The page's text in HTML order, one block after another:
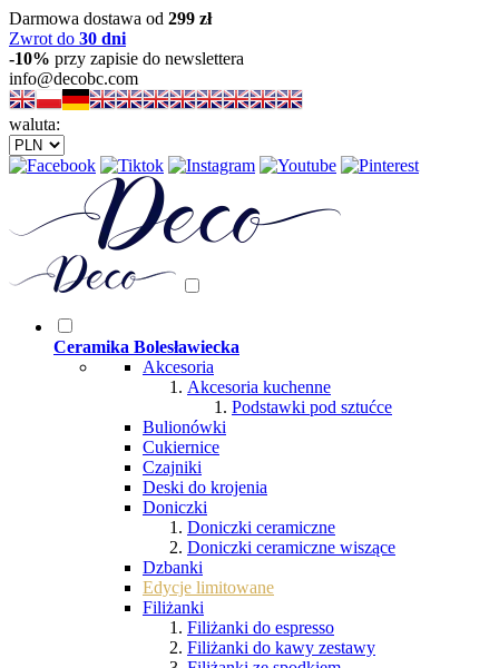
Darmowa dostawa od 299 zł
Zwrot do 30 dni
-10% przy zapisie do newslettera
info@decobc.com
waluta:
Ceramika Bolesławiecka
Akcesoria
Akcesoria kuchenne
Podstawki pod sztućce
Bulionówki
Cukiernice
Czajniki
Deski do krojenia
Doniczki
Doniczki ceramiczne
Doniczki ceramiczne wiszące
Dzbanki
Edycje limitowane
Filiżanki
Filiżanki do espresso
Filiżanki do kawy zestawy